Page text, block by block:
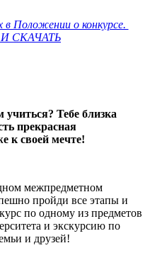
в Положении о конкурсе.
СКАЧАТЬ
Тебе близка
прекрасная
к своей мечте!
межпредметном
пройди все этапы и
по одному из предметов
и экскурсию по
и друзей!